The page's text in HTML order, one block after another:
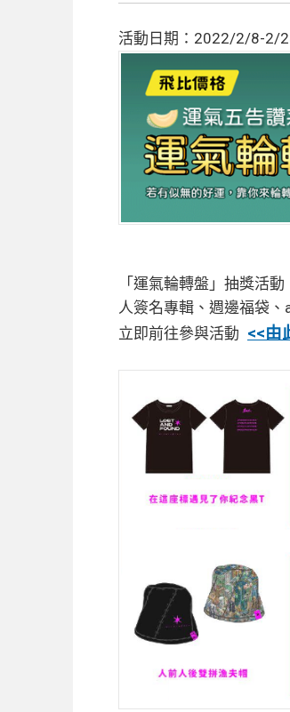
活動日期：2022/2/8-2/
「運氣輪轉盤」抽獎活
人簽名專輯、週邊福袋、
立即前往參與活動 <<由